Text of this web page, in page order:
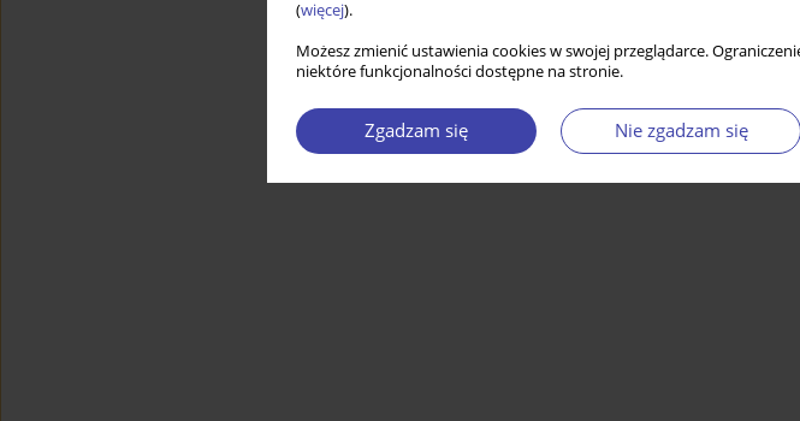
(więcej).
Możesz zmienić ustawienia cookies w swojej przeglądarce.
niektóre funkcjonalności dostępne na stronie.
Zgadzam się Nie zgadzam się